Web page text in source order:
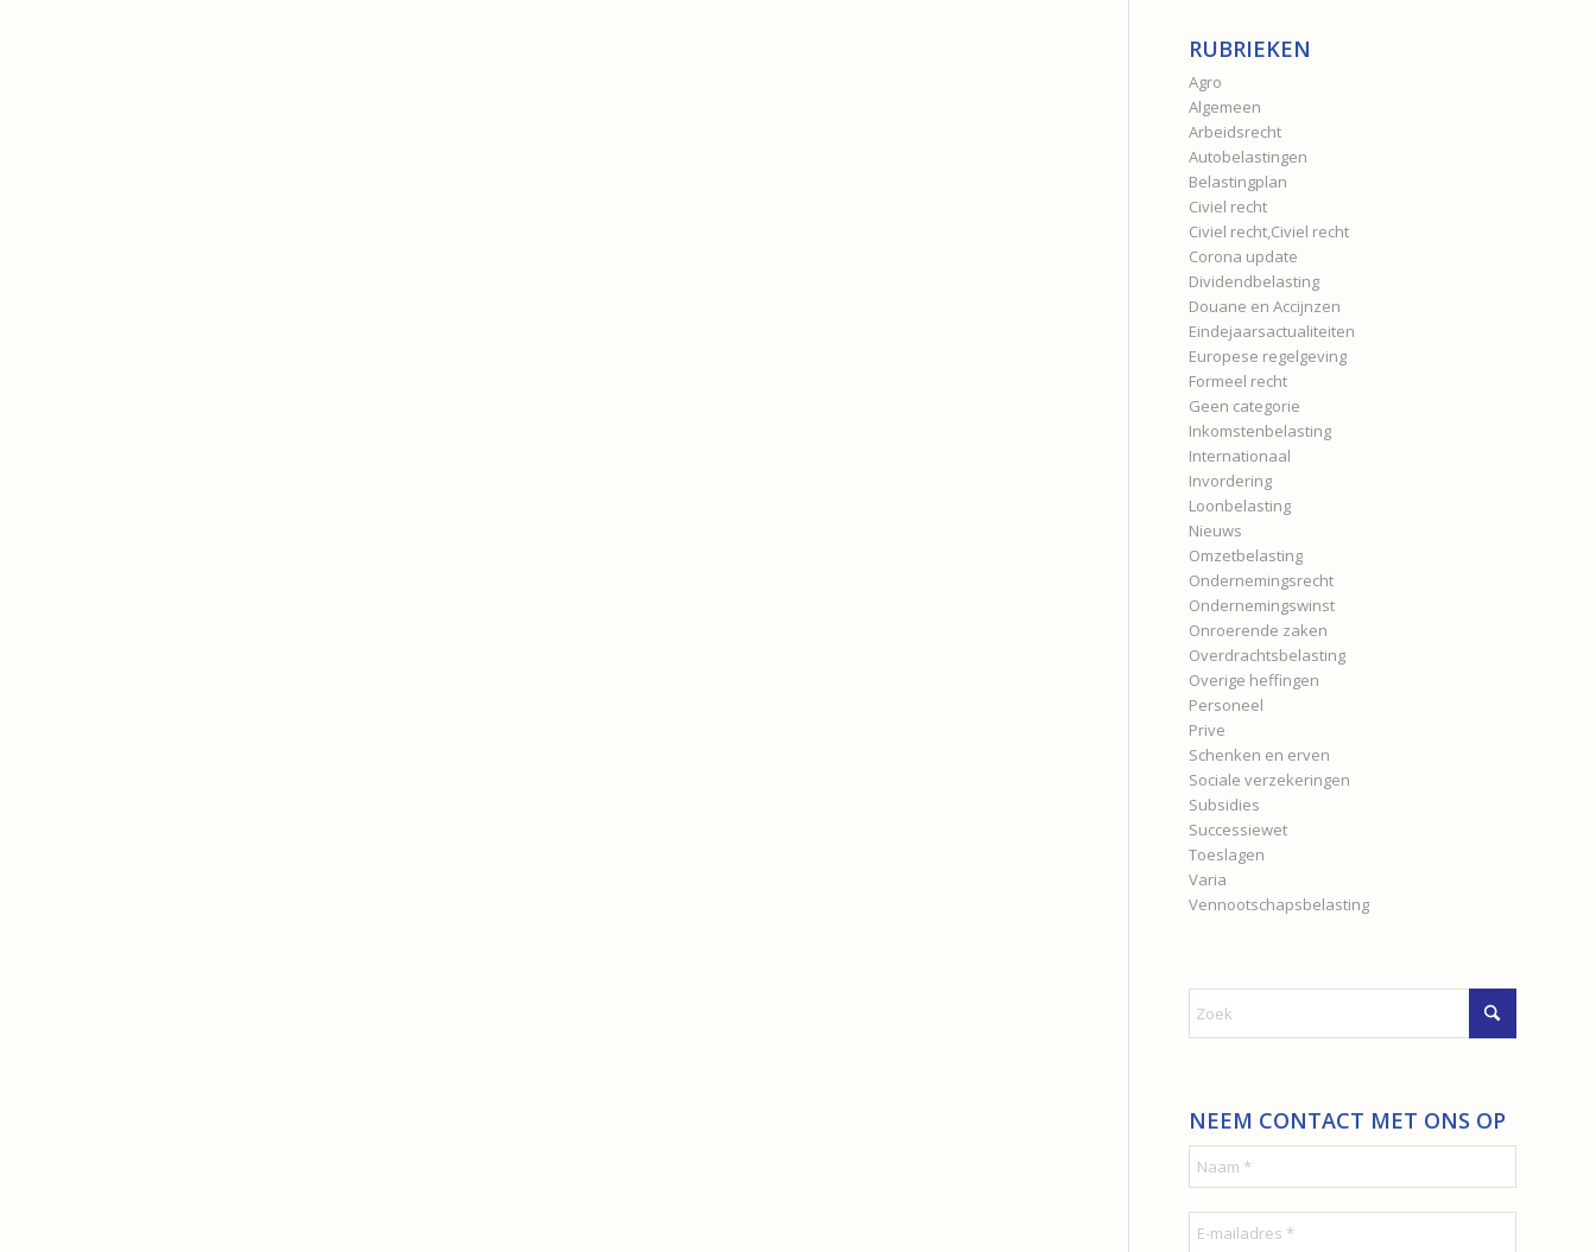
RUBRIEKEN
Agro
Algemeen
Arbeidsrecht
Autobelastingen
Belastingplan
Civiel recht
Civiel recht,Civiel recht
Corona update
Dividendbelasting
Douane en Accijnzen
Eindejaarsactualiteiten
Europese regelgeving
Formeel recht
Geen categorie
Inkomstenbelasting
Internationaal
Invordering
Loonbelasting
Nieuws
Omzetbelasting
Ondernemingsrecht
Ondernemingswinst
Onroerende zaken
Overdrachtsbelasting
Overige heffingen
Personeel
Prive
Schenken en erven
Sociale verzekeringen
Subsidies
Successiewet
Toeslagen
Varia
Vennootschapsbelasting
NEEM CONTACT MET ONS OP